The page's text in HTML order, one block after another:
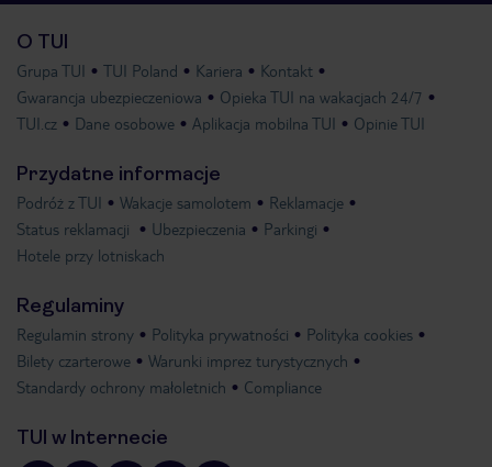
O TUI
Grupa TUI TUI Poland Kariera
Kontakt
Gwarancja ubezpieczeniowa
Opieka TUI na wakacjach 24/7
TUI.cz
Dane osobowe Aplikacja mobilna TUI Opinie TUI
Przydatne informacje
Podróż z TUI Wakacje samolotem
Reklamacje
Status reklamacji
Ubezpieczenia
Parkingi
Hotele przy lotniskach
Regulaminy
Regulamin strony Polityka prywatności
Polityka cookies
Bilety czarterowe
Warunki imprez turystycznych
Standardy ochrony małoletnich
Compliance
TUI w Internecie